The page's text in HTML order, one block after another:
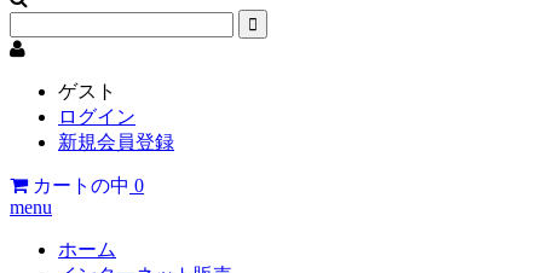
ゲスト
ログイン
新規会員登録
カートの中 0
menu
ホーム